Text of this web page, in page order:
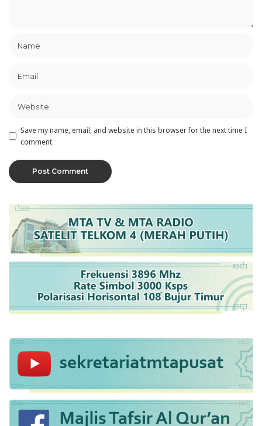
Save my name, email, and website in this browser for the next time I
comment.